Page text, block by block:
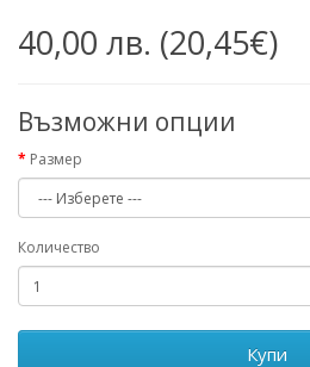
40,00 лв. (20,45€)
Възможни опции
Размер
Количество
Купи